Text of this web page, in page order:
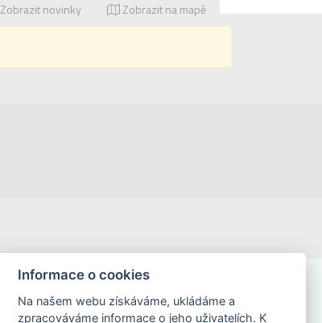
Zobrazit novinky Zobrazit na mapě
Informace o cookies
Na našem webu získáváme, ukládáme a
zpracováváme informace o jeho uživatelích. K